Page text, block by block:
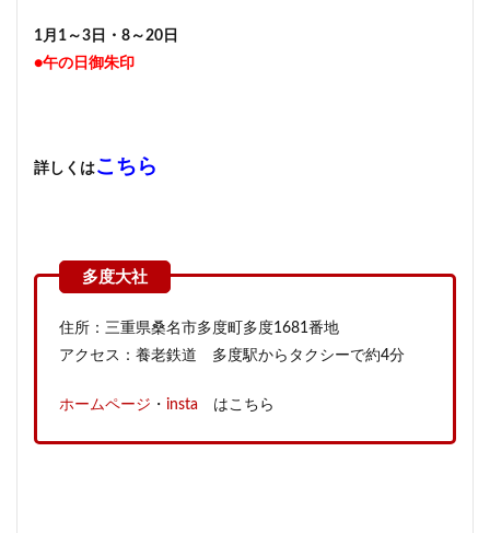
1月1～3日・8～20日
●午の日御朱印
詳しくはこちら
住所：三重県桑名市多度町多度1681番地
アクセス：養老鉄道 多度駅からタクシーで約4分
ホームページ ・ insta はこちら